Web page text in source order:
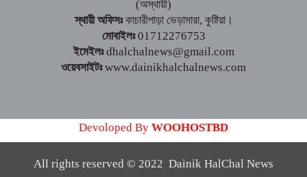
(অস্থায়ী)
স্থায়ী অফিসঃকাচারীপাড়া ভেড়ামারা, কুষ্টিয়া।
মোবাইলঃ01712276753
ইমেইলঃdhalchalnews@gmail.com
ওয়েবসাইটঃwww.dainikhalchalnews.com
Devoloped By WOOHOSTBD
All rights reserved © 2022 Dainik HalChal News